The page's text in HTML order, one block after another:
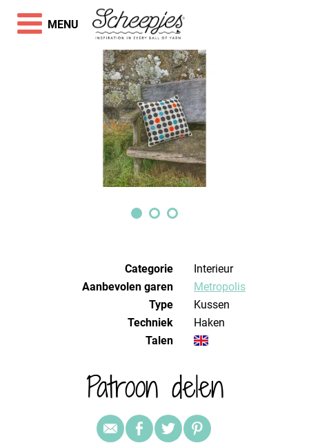
Categorie
Interieur
Aanbevolen garen
Metropolis
Type
Kussen
Techniek
haken
Talen
Patroon delen
MENU